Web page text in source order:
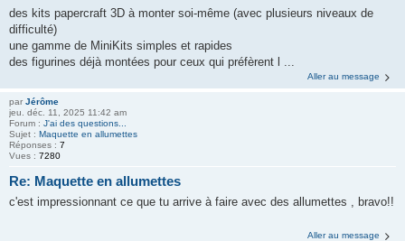
des kits papercraft 3D à monter soi-même (avec plusieurs niveaux de
difficulté)
une gamme de MiniKits simples et rapides
des figurines déjà montées pour ceux qui préfèrent l ...
Aller au message
par Jérôme
jeu. déc. 11, 2025 11:42 am
Forum : J'ai des questions...
Sujet : Maquette en allumettes
Réponses : 7
Vues : 7280
Re: Maquette en allumettes
c'est impressionnant ce que tu arrive à faire avec des allumettes , bravo!!
Aller au message